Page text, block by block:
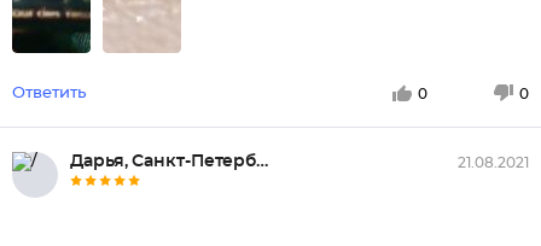
Ответить 0 0
Дарья, Санкт-Петербург 21.08.2021